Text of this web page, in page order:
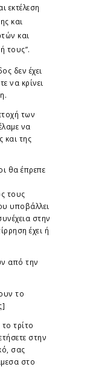
εκτέλεση
και
και
τους”.
δεν έχει
να κρίνει
των
να
και της
θα έπρεπε
τους
υποβάλλει
στην
έχει ή
από την
το
τρίτο
στην
σας
στο